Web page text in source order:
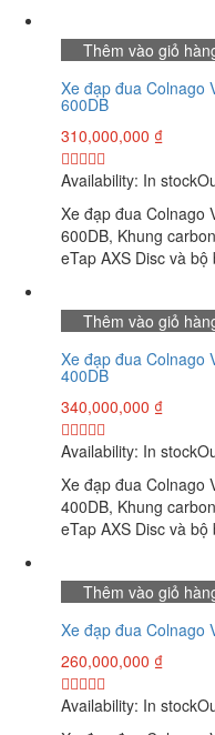
Thêm vào giỏ
Xe đạp đua Colnago
600DB
310,000,000 ₫
Availability: In stock
Xe đạp đua Colnago
600DB, Khung
eTap AXS Disc và
Thêm vào giỏ
Xe đạp đua Colnago
400DB
340,000,000 ₫
Availability: In stock
Xe đạp đua Colnago
400DB, Khung
eTap AXS Disc và
Thêm vào giỏ
Xe đạp đua Colnago
260,000,000 ₫
Availability: In stock